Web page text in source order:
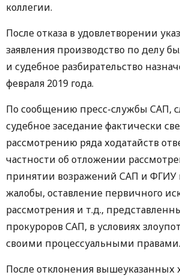
коллегии.
После отказа в удовлетворении
заявления производство по делу
и судебное разбирательство
февраля 2019 года.
По сообщению пресс-службы САП,
судебное заседание фактически
рассмотрению ряда ходатайств
частности об отложении
принятии возражений САП и ФГИУ
жалобы, оставление первичного
рассмотрения и т.д.,
прокуроров САП, в условиях
своими процессуальными правами.
После отклонения вышеуказанных